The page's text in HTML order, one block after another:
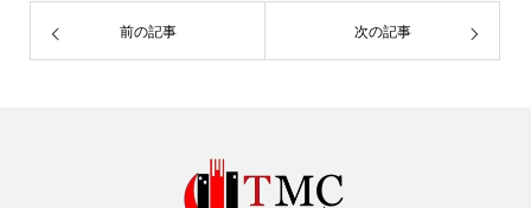
前の記事 次の記事